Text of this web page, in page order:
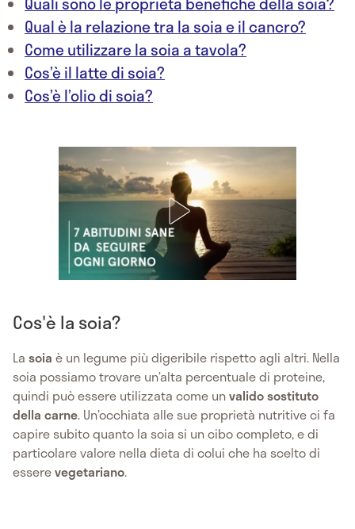
Qual è la relazione tra la soia e il cancro?
Come utilizzare la soia a tavola?
Cos’è il latte di soia?
Cos’è l’olio di soia?
Cos'è la soia?
La soia è un legume più digeribile rispetto agli altri. Nella
soia possiamo trovare un’alta percentuale di proteine,
quindi può essere utilizzata come unvalido sostituto
della carne. Un’occhiata alle sue proprietà nutritive ci fa
capire subito quanto la soia si un cibo completo, e di
particolare valore nella dieta di colui che ha scelto di
esserevegetariano.